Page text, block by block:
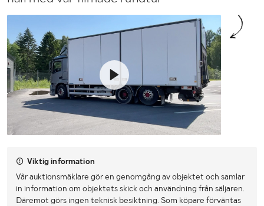
Viktig information
Vår auktionsmäklare gör en genomgång av objektet och samlar
in information om objektets skick och användning från säljaren.
Däremot görs ingen teknisk besiktning. Som köpare förväntas